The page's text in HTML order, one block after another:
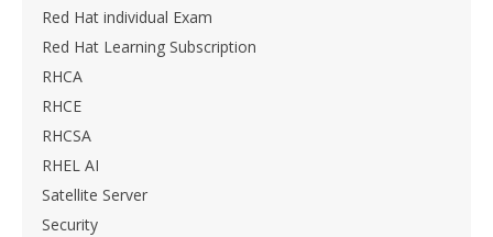
Red Hat individual Exam
Red Hat Learning Subscription
RHCA
RHCE
RHCSA
RHEL AI
Satellite Server
Security